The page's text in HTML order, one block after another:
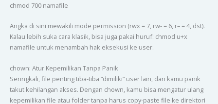
chmod 700 namafile
Angka di sini mewakili mode permission (rwx = 7, rw- = 6, r– = 4, dst).
Kalau lebih suka cara klasik, bisa juga pakai huruf: chmod u+x
namafile untuk menambah hak eksekusi ke user.
chown: Atur Kepemilikan Tanpa Panik
Seringkali, file penting tiba-tiba “dimiliki” user lain, dan kamu panik
takut kehilangan akses. Dengan chown, kamu bisa mengatur ulang
kepemilikan file atau folder tanpa harus copy-paste file ke direktori